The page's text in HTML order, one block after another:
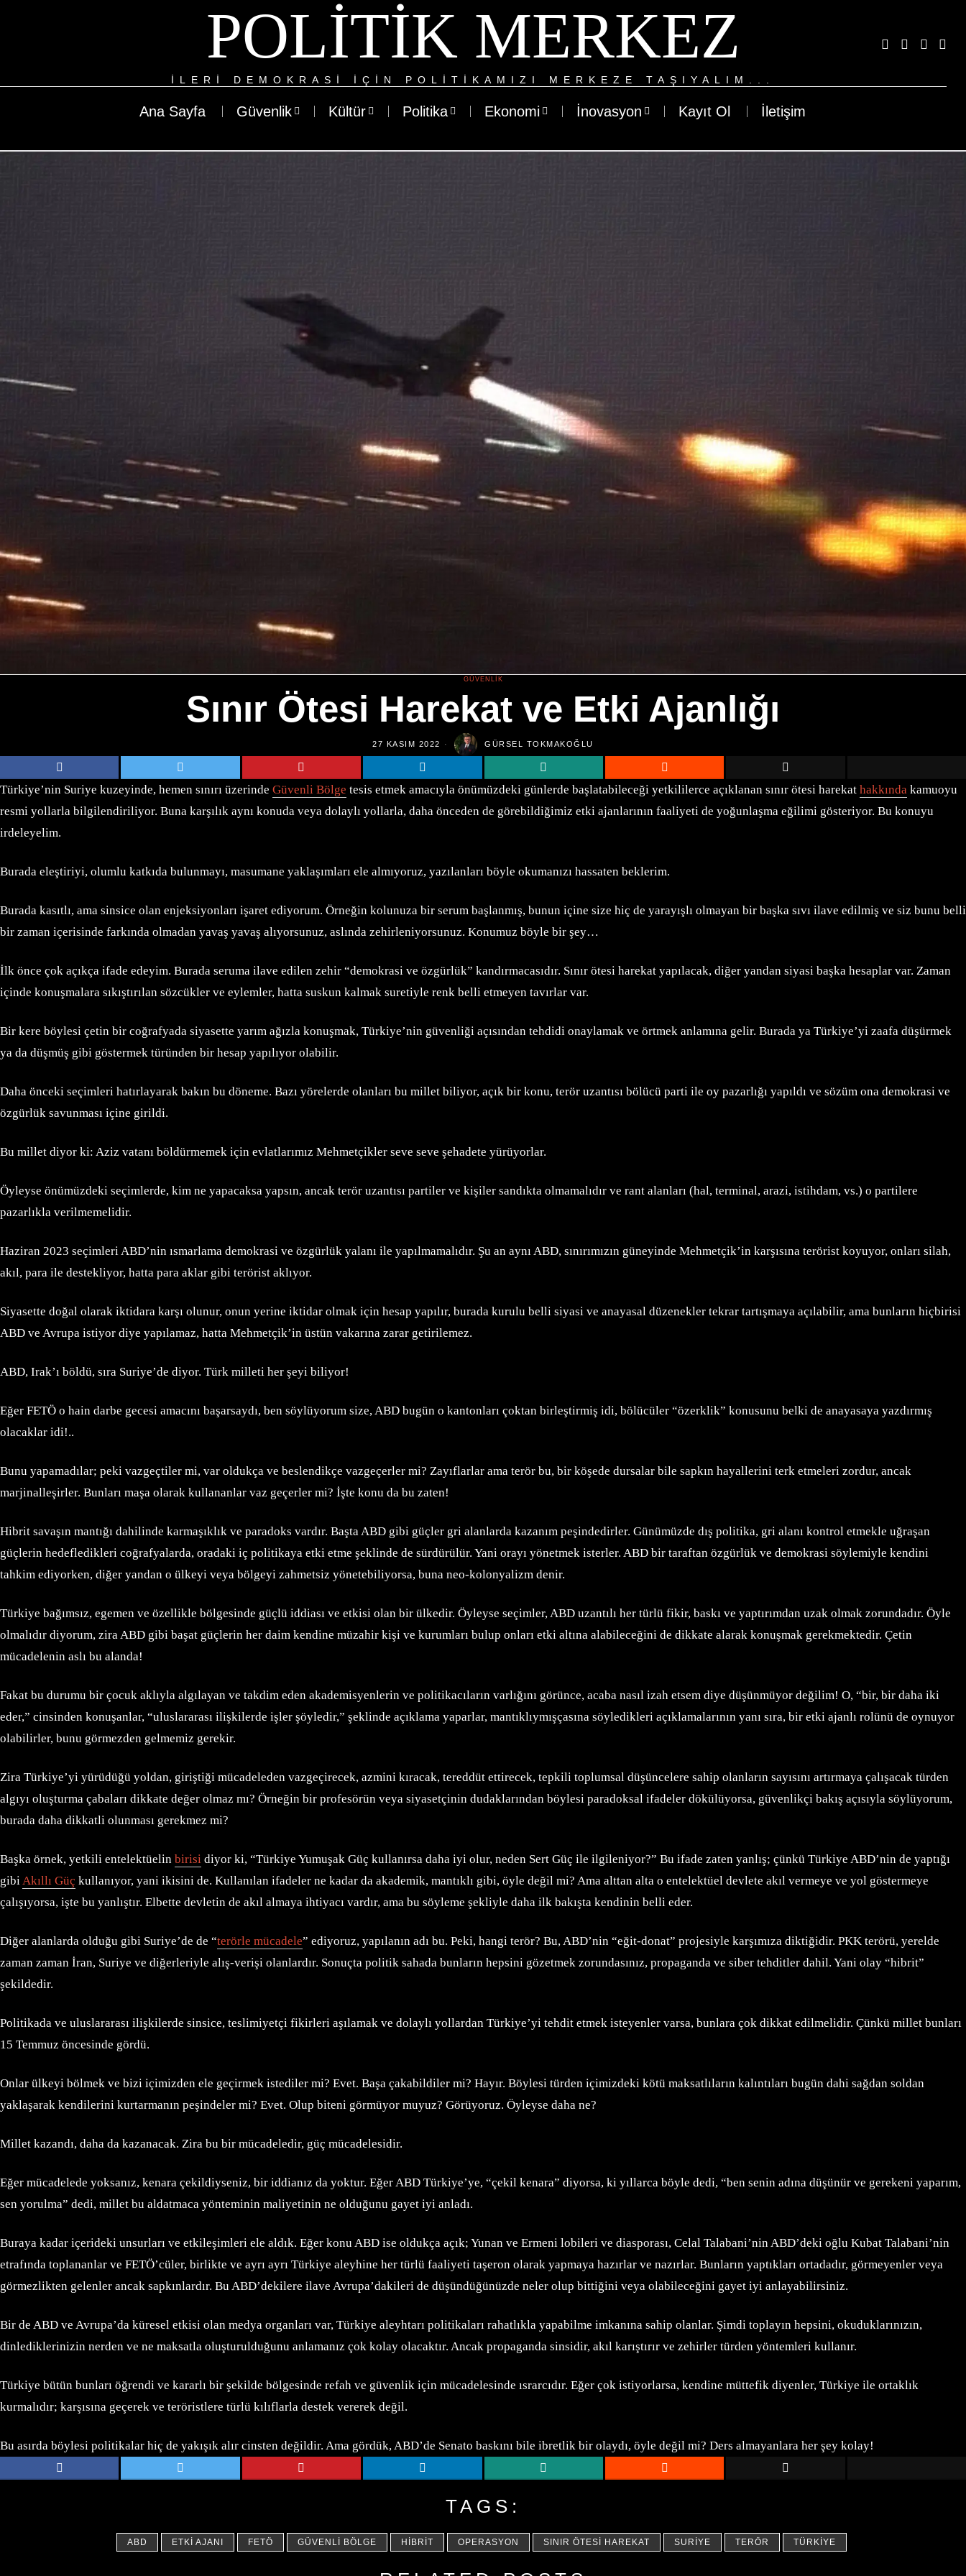
POLITIK MERKEZ
ILERI DEMOKRASI IÇIN POLITIKAMIZI MERKEZE TAŞIYALIM...
Ana Sayfa Güvenlik Kültür Politika Ekonomi İnovasyon Kayıt Ol İletişim
GÜVENLIK
Sınır Ötesi Harekat ve Etki Ajanlığı
27 KASIM 2022 GÜRSEL TOKMAKOĞLU
Türkiye’nin Suriye kuzeyinde, hemen sınırı üzerinde Güvenli Bölge tesis etmek amacıyla önümüzdeki günlerde başlatabileceği yetkililerce açıklanan sınır ötesi harekat hakkında kamuoyu
resmi yollarla bilgilendiriliyor. Buna karşılık aynı konuda veya dolaylı yollarla, daha önceden de görebildiğimiz etki ajanlarının faaliyeti de yoğunlaşma eğilimi gösteriyor. Bu konuyu
irdeleyelim.
Burada eleştiriyi, olumlu katkıda bulunmayı, masumane yaklaşımları ele almıyoruz, yazılanları böyle okumanızı hassaten beklerim.
Burada kasıtlı, ama sinsice olan enjeksiyonları işaret ediyorum. Örneğin kolunuza bir serum başlanmış, bunun içine size hiç de yarayışlı olmayan bir başka sıvı ilave edilmiş ve siz bunu belli
bir zaman içerisinde farkında olmadan yavaş yavaş alıyorsunuz, aslında zehirleniyorsunuz. Konumuz böyle bir şey…
İlk önce çok açıkça ifade edeyim. Burada seruma ilave edilen zehir “demokrasi ve özgürlük” kandırmacasıdır. Sınır ötesi harekat yapılacak, diğer yandan siyasi başka hesaplar var. Zaman
içinde konuşmalara sıkıştırılan sözcükler ve eylemler, hatta suskun kalmak suretiyle renk belli etmeyen tavırlar var.
Bir kere böylesi çetin bir coğrafyada siyasette yarım ağızla konuşmak, Türkiye’nin güvenliği açısından tehdidi onaylamak ve örtmek anlamına gelir. Burada ya Türkiye’yi zaafa düşürmek
ya da düşmüş gibi göstermek türünden bir hesap yapılıyor olabilir.
Daha önceki seçimleri hatırlayarak bakın bu döneme. Bazı yörelerde olanları bu millet biliyor, açık bir konu, terör uzantısı bölücü parti ile oy pazarlığı yapıldı ve sözüm ona demokrasi ve
özgürlük savunması içine girildi.
Bu millet diyor ki: Aziz vatanı böldürmemek için evlatlarımız Mehmetçikler seve seve şehadete yürüyorlar.
Öyleyse önümüzdeki seçimlerde, kim ne yapacaksa yapsın, ancak terör uzantısı partiler ve kişiler sandıkta olmamalıdır ve rant alanları (hal, terminal, arazi, istihdam, vs.) o partilere
pazarlıkla verilmemelidir.
Haziran 2023 seçimleri ABD’nin ısmarlama demokrasi ve özgürlük yalanı ile yapılmamalıdır. Şu an aynı ABD, sınırımızın güneyinde Mehmetçik’in karşısına terörist koyuyor, onları silah,
akıl, para ile destekliyor, hatta para aklar gibi terörist aklıyor.
Siyasette doğal olarak iktidara karşı olunur, onun yerine iktidar olmak için hesap yapılır, burada kurulu belli siyasi ve anayasal düzenekler tekrar tartışmaya açılabilir, ama bunların hiçbirisi
ABD ve Avrupa istiyor diye yapılamaz, hatta Mehmetçik’in üstün vakarına zarar getirilemez.
ABD, Irak’ı böldü, sıra Suriye’de diyor. Türk milleti her şeyi biliyor!
Eğer FETÖ o hain darbe gecesi amacını başarsaydı, ben söylüyorum size, ABD bugün o kantonları çoktan birleştirmiş idi, bölücüler “özerklik” konusunu belki de anayasaya yazdırmış
olacaklar idi!..
Bunu yapamadılar; peki vazgeçtiler mi, var oldukça ve beslendikçe vazgeçerler mi? Zayıflarlar ama terör bu, bir köşede dursalar bile sapkın hayallerini terk etmeleri zordur, ancak
marjinalleşirler. Bunları maşa olarak kullananlar vaz geçerler mi? İşte konu da bu zaten!
Hibrit savaşın mantığı dahilinde karmaşıklık ve paradoks vardır. Başta ABD gibi güçler gri alanlarda kazanım peşindedirler. Günümüzde dış politika, gri alanı kontrol etmekle uğraşan
güçlerin hedefledikleri coğrafyalarda, oradaki iç politikaya etki etme şeklinde de sürdürülür. Yani orayı yönetmek isterler. ABD bir taraftan özgürlük ve demokrasi söylemiyle kendini
tahkim ediyorken, diğer yandan o ülkeyi veya bölgeyi zahmetsiz yönetebiliyorsa, buna neo-kolonyalizm denir.
Türkiye bağımsız, egemen ve özellikle bölgesinde güçlü iddiası ve etkisi olan bir ülkedir. Öyleyse seçimler, ABD uzantılı her türlü fikir, baskı ve yaptırımdan uzak olmak zorundadır. Öyle
olmalıdır diyorum, zira ABD gibi başat güçlerin her daim kendine müzahir kişi ve kurumları bulup onları etki altına alabileceğini de dikkate alarak konuşmak gerekmektedir. Çetin
mücadelenin aslı bu alanda!
Fakat bu durumu bir çocuk aklıyla algılayan ve takdim eden akademisyenlerin ve politikacıların varlığını görünce, acaba nasıl izah etsem diye düşünmüyor değilim! O, “bir, bir daha iki
eder,” cinsinden konuşanlar, “uluslararası ilişkilerde işler şöyledir,” şeklinde açıklama yaparlar, mantıklıymışçasına söyledikleri açıklamalarının yanı sıra, bir etki ajanlı rolünü de oynuyor
olabilirler, bunu görmezden gelmemiz gerekir.
Zira Türkiye’yi yürüdüğü yoldan, giriştiği mücadeleden vazgeçirecek, azmini kıracak, tereddüt ettirecek, tepkili toplumsal düşüncelere sahip olanların sayısını artırmaya çalışacak türden
algıyı oluşturma çabaları dikkate değer olmaz mı? Örneğin bir profesörün veya siyasetçinin dudaklarından böylesi paradoksal ifadeler dökülüyorsa, güvenlikçi bakış açısıyla söylüyorum,
burada daha dikkatli olunması gerekmez mi?
Başka örnek, yetkili entelektüelin birisi diyor ki, “Türkiye Yumuşak Güç kullanırsa daha iyi olur, neden Sert Güç ile ilgileniyor?” Bu ifade zaten yanlış; çünkü Türkiye ABD’nin de yaptığı
gibi Akıllı Güç kullanıyor, yani ikisini de. Kullanılan ifadeler ne kadar da akademik, mantıklı gibi, öyle değil mi? Ama alttan alta o entelektüel devlete akıl vermeye ve yol göstermeye
çalışıyorsa, işte bu yanlıştır. Elbette devletin de akıl almaya ihtiyacı vardır, ama bu söyleme şekliyle daha ilk bakışta kendinin belli eder.
Diğer alanlarda olduğu gibi Suriye’de de “terörle mücadele” ediyoruz, yapılanın adı bu. Peki, hangi terör? Bu, ABD’nin “eğit-donat” projesiyle karşımıza diktiğidir. PKK terörü, yerelde
zaman zaman İran, Suriye ve diğerleriyle alış-verişi olanlardır. Sonuçta politik sahada bunların hepsini gözetmek zorundasınız, propaganda ve siber tehditler dahil. Yani olay “hibrit”
şekildedir.
Politikada ve uluslararası ilişkilerde sinsice, teslimiyetçi fikirleri aşılamak ve dolaylı yollardan Türkiye’yi tehdit etmek isteyenler varsa, bunlara çok dikkat edilmelidir. Çünkü millet bunları
15 Temmuz öncesinde gördü.
Onlar ülkeyi bölmek ve bizi içimizden ele geçirmek istediler mi? Evet. Başa çakabildiler mi? Hayır. Böylesi türden içimizdeki kötü maksatlıların kalıntıları bugün dahi sağdan soldan
yaklaşarak kendilerini kurtarmanın peşindeler mi? Evet. Olup biteni görmüyor muyuz? Görüyoruz. Öyleyse daha ne?
Millet kazandı, daha da kazanacak. Zira bu bir mücadeledir, güç mücadelesidir.
Eğer mücadelede yoksanız, kenara çekildiyseniz, bir iddianız da yoktur. Eğer ABD Türkiye’ye, “çekil kenara” diyorsa, ki yıllarca böyle dedi, “ben senin adına düşünür ve gerekeni yaparım,
sen yorulma” dedi, millet bu aldatmaca yönteminin maliyetinin ne olduğunu gayet iyi anladı.
Buraya kadar içerideki unsurları ve etkileşimleri ele aldık. Eğer konu ABD ise oldukça açık; Yunan ve Ermeni lobileri ve diasporası, Celal Talabani’nin ABD’deki oğlu Kubat Talabani’nin
etrafında toplananlar ve FETÖ’cüler, birlikte ve ayrı ayrı Türkiye aleyhine her türlü faaliyeti taşeron olarak yapmaya hazırlar ve nazırlar. Bunların yaptıkları ortadadır, görmeyenler veya
görmezlikten gelenler ancak sapkınlardır. Bu ABD’dekilere ilave Avrupa’dakileri de düşündüğünüzde neler olup bittiğini veya olabileceğini gayet iyi anlayabilirsiniz.
Bir de ABD ve Avrupa’da küresel etkisi olan medya organları var, Türkiye aleyhtarı politikaları rahatlıkla yapabilme imkanına sahip olanlar. Şimdi toplayın hepsini, okuduklarınızın,
dinlediklerinizin nerden ve ne maksatla oluşturulduğunu anlamanız çok kolay olacaktır. Ancak propaganda sinsidir, akıl karıştırır ve zehirler türden yöntemleri kullanır.
Türkiye bütün bunları öğrendi ve kararlı bir şekilde bölgesinde refah ve güvenlik için mücadelesinde ısrarcıdır. Eğer çok istiyorlarsa, kendine müttefik diyenler, Türkiye ile ortaklık
kurmalıdır; karşısına geçerek ve teröristlere türlü kılıflarla destek vererek değil.
Bu asırda böylesi politikalar hiç de yakışık alır cinsten değildir. Ama gördük, ABD’de Senato baskını bile ibretlik bir olaydı, öyle değil mi? Ders almayanlara her şey kolay!
TAGS:
ABD ETKI AJANI FETÖ GÜVENLI BÖLGE HIBRIT OPERASYON SINIR ÖTESI HAREKAT SURIYE TERÖR TÜRKIYE